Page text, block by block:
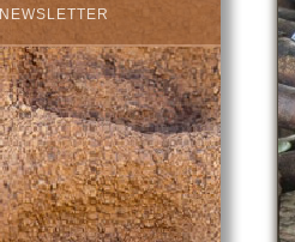
NEWSLETTER